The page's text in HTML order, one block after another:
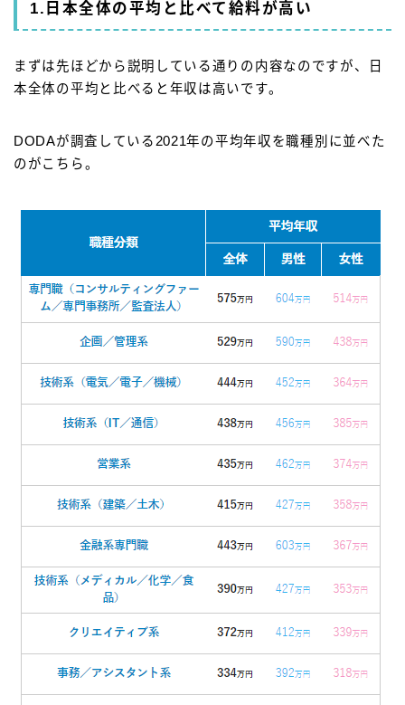
1.日本全体の平均と比べて給料が高い
まずは先ほどから説明している通りの内容なのですが、日
本全体の平均と比べると年収は高いです。
DODAが調査している2021年の平均年収を職種別に並べた
のがこちら。